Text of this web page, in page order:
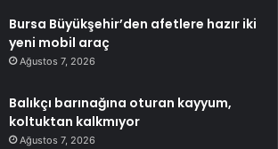
Bursa Büyükşehir’den afetlere hazır iki
yeni mobil araç
Ağustos 7, 2026
Balıkçı barınağına oturan kayyum,
koltuktan kalkmıyor
Ağustos 7, 2026